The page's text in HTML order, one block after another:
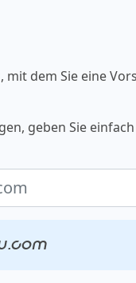
dem Sie eine
geben Sie